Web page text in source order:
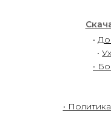
•
•
•
•